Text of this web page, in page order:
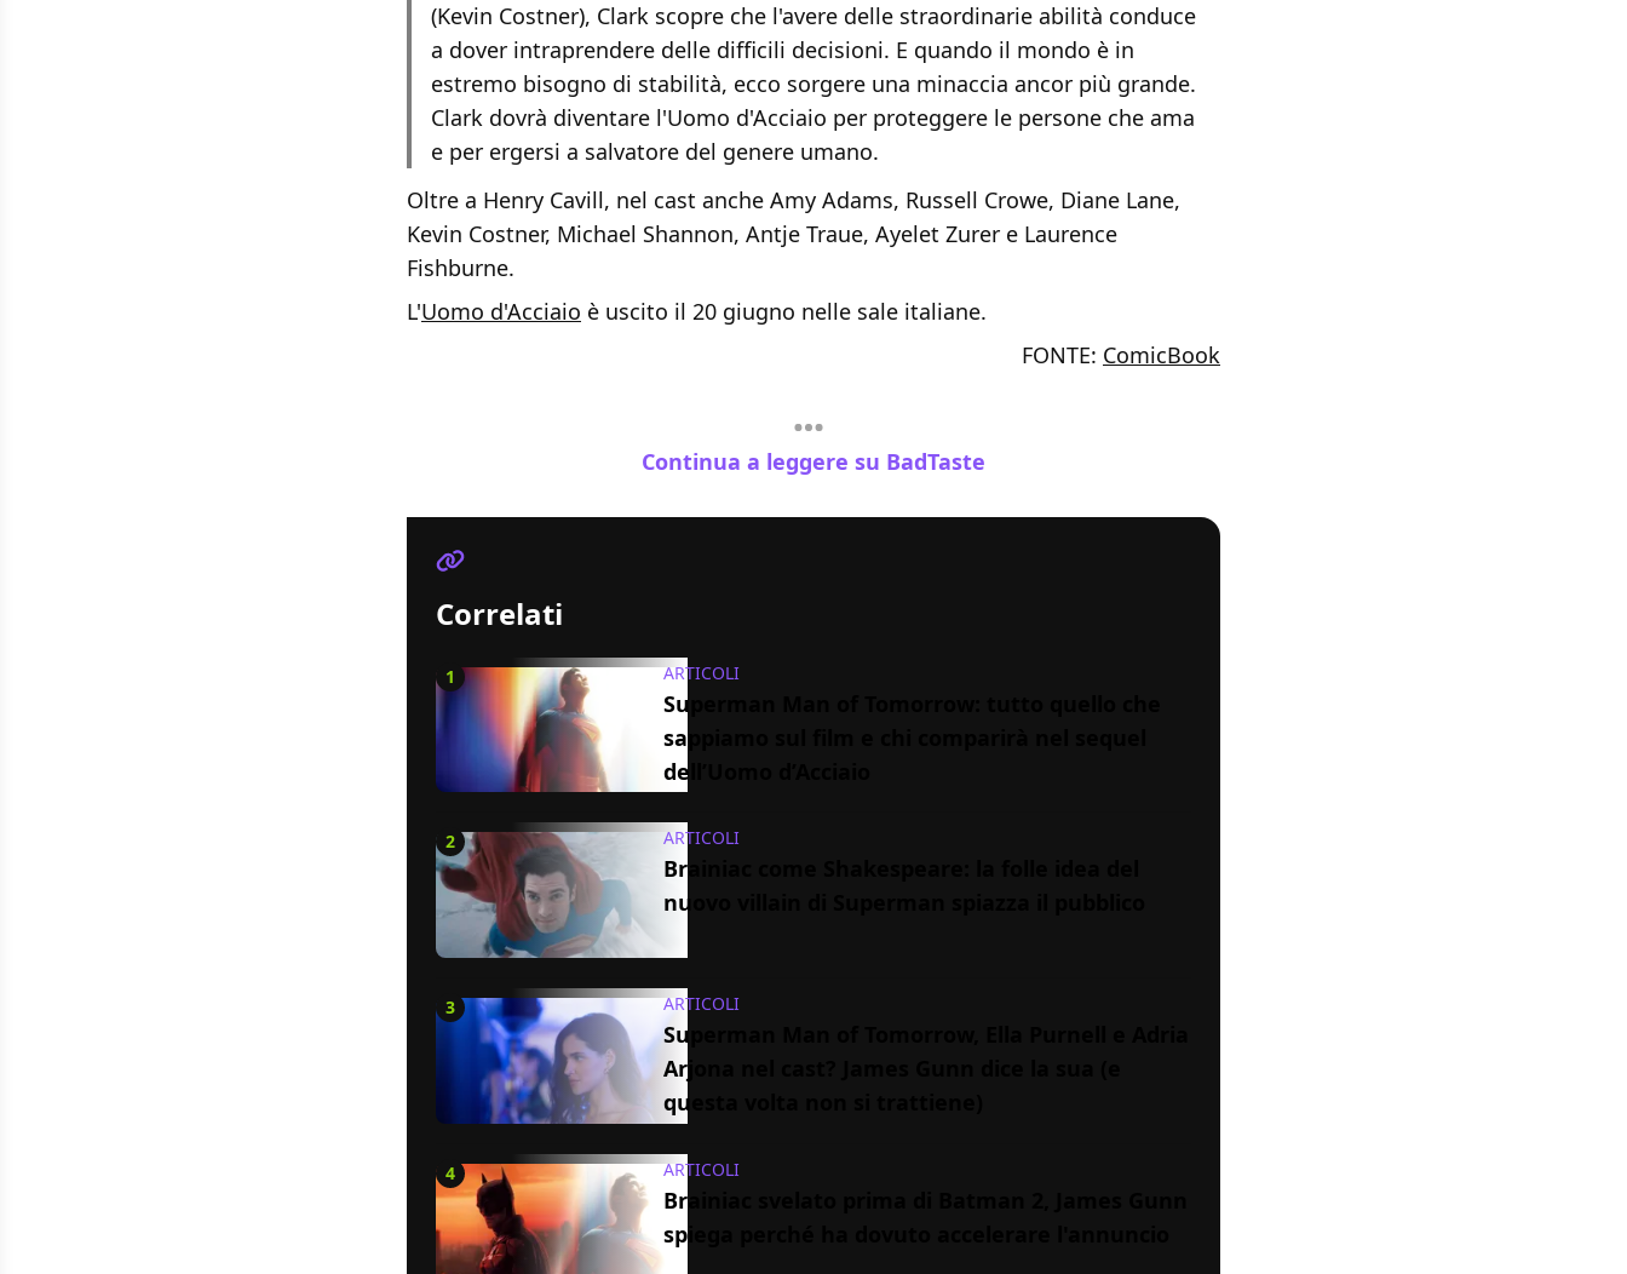
(Kevin Costner), Clark scopre che l'avere delle straordinarie abilità conduce
a dover intraprendere delle difficili decisioni. E quando il mondo è in
estremo bisogno di stabilità, ecco sorgere una minaccia ancor più grande.
Clark dovrà diventare l'Uomo d'Acciaio per proteggere le persone che ama
e per ergersi a salvatore del genere umano.
Oltre a Henry Cavill, nel cast anche Amy Adams, Russell Crowe, Diane Lane,
Kevin Costner, Michael Shannon, Antje Traue, Ayelet Zurer e Laurence
Fishburne.
L'Uomo d'Acciaio è uscito il 20 giugno nelle sale italiane.
FONTE: ComicBook
Continua a leggere su BadTaste
Correlati
1 ARTICOLI
Superman Man of Tomorrow: tutto quello che
sappiamo sul film e chi comparirà nel sequel
dell’Uomo d’Acciaio
2 ARTICOLI
Brainiac come Shakespeare: la folle idea del
nuovo villain di Superman spiazza il pubblico
3 ARTICOLI
Superman Man of Tomorrow, Ella Purnell e Adria
Arjona nel cast? James Gunn dice la sua (e
questa volta non si trattiene)
4 ARTICOLI
Brainiac svelato prima di Batman 2, James Gunn
spiega perché ha dovuto accelerare l'annuncio